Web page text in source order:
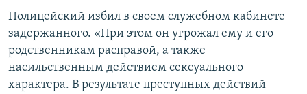
Полицейский избил в своем служебном кабинете
задержанного. «При этом он угрожал ему и его
родственникам расправой, а также
насильственным действием сексуального
характера. В результате преступных действий